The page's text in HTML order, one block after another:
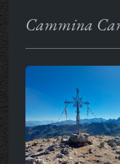
Cammina